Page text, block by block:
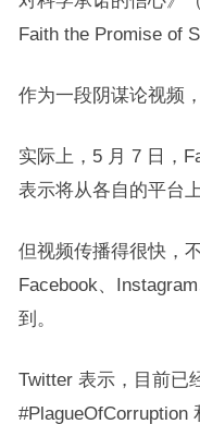
Faith the Promise of
作为一段阴谋论视频
实际上，5 月 7 日，
表示将从各自的平台
但视频传播得很快，
Facebook、
到。
Twitter 表示，目前已
#PlagueOfCorruption